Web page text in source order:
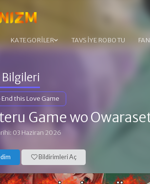
KATEGORİLER TAVSİYE ROBOTU
this Love Game
Game wo
03 Haziran 2026
Bildirimleri Aç